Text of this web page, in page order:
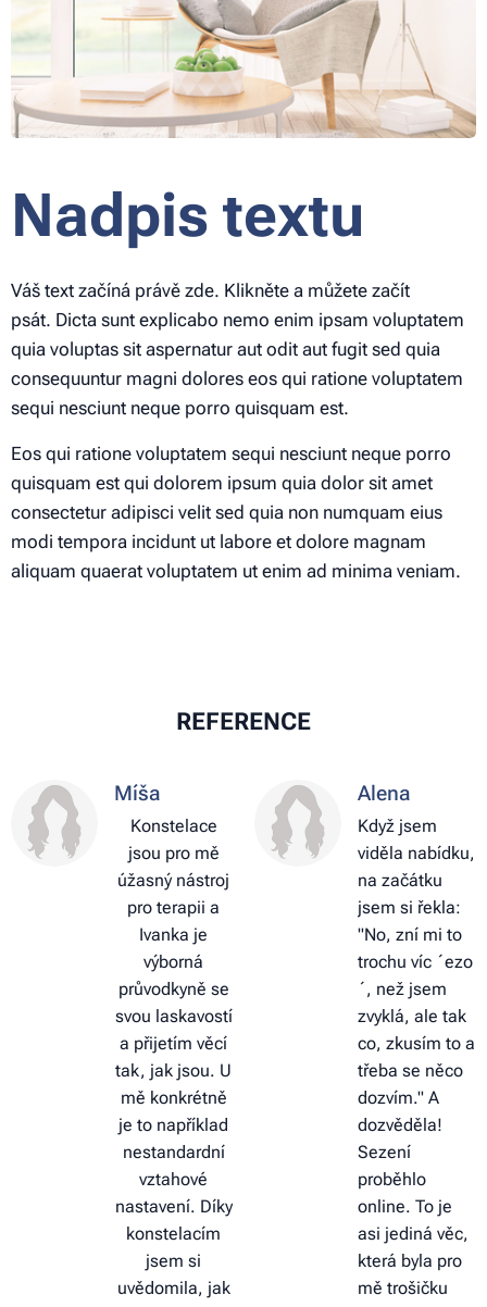
Nadpis textu
Váš text začíná právě zde. Klikněte a můžete začít
psát. Dicta sunt explicabo nemo enim ipsam voluptatem
quia voluptas sit aspernatur aut odit aut fugit sed quia
consequuntur magni dolores eos qui ratione voluptatem
sequi nesciunt neque porro quisquam est.
Eos qui ratione voluptatem sequi nesciunt neque porro
quisquam est qui dolorem ipsum quia dolor sit amet
consectetur adipisci velit sed quia non numquam eius
modi tempora incidunt ut labore et dolore magnam
aliquam quaerat voluptatem ut enim ad minima veniam.
REFERENCE
Míša
Konstelace
jsou pro mě
úžasný nástroj
pro terapii a
Ivanka je
výborná
průvodkyně se
svou laskavostí
a přijetím věcí
tak, jak jsou. U
mě konkrétně
je to například
nestandardní
vztahové
nastavení. Díky
konstelacím
jsem si
uvědomila, jak
Alena
Když jsem
viděla nabídku,
na začátku
jsem si řekla:
"No, zní mi to
trochu víc ´ezo
´, než jsem
zvyklá, ale tak
co, zkusím to a
třeba se něco
dozvím." A
dozvěděla!
Sezení
proběhlo
online. To je
asi jediná věc,
která byla pro
mě trošičku